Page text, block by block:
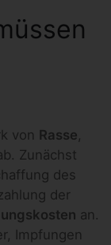
von Rasse
Zunächst
des
der
an.
Impfungen